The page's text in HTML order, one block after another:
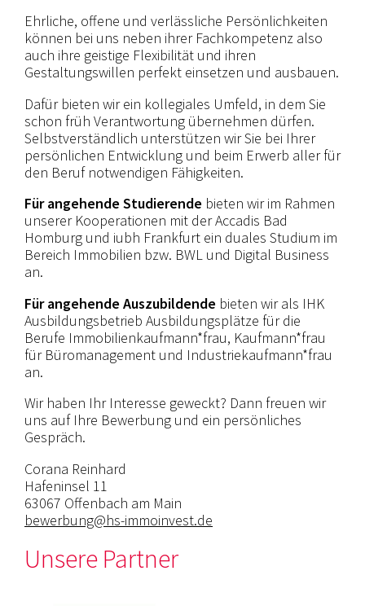
Ehrliche, offene und verlässliche Persönlichkeiten
können bei uns neben ihrer Fachkompetenz also
auch ihre geistige Flexibilität und ihren
Gestaltungswillen perfekt einsetzen und ausbauen.
Dafür bieten wir ein kollegiales Umfeld, in dem Sie
schon früh Verantwortung übernehmen dürfen.
Selbstverständlich unterstützen wir Sie bei Ihrer
persönlichen Entwicklung und beim Erwerb aller für
den Beruf notwendigen Fähigkeiten.
Für angehende Studierende bieten wir im Rahmen
unserer Kooperationen mit der Accadis Bad
Homburg und iubh Frankfurt ein duales Studium im
Bereich Immobilien bzw. BWL und Digital Business
an.
Für angehende Auszubildende bieten wir als IHK
Ausbildungsbetrieb Ausbildungsplätze für die
Berufe Immobilienkaufmann*frau, Kaufmann*frau
für Büromanagement und Industriekaufmann*frau
an.
Wir haben Ihr Interesse geweckt? Dann freuen wir
uns auf Ihre Bewerbung und ein persönliches
Gespräch.
Corana Reinhard
Hafeninsel 11
63067 Offenbach am Main
bewerbung@hs-immoinvest.de
Unsere Partner